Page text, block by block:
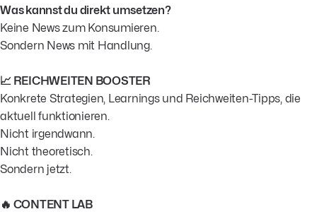
Was kannst du direkt umsetzen?
Keine News zum Konsumieren.
Sondern News mit Handlung.
📈 REICHWEITEN BOOSTER
Konkrete Strategien, Learnings und Reichweiten-Tipps, die
aktuell funktionieren.
Nicht irgendwann.
Nicht theoretisch.
Sondern jetzt.
🔥 CONTENT LAB